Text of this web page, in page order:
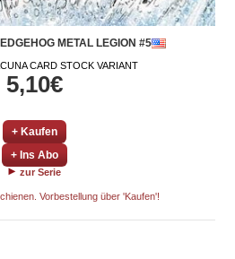
METAL LEGION #5
CARD STOCK VARIANT
5,10€
+ Kaufen
+ Ins Abo
zur Serie
Vorbestellung über 'Kaufen'!